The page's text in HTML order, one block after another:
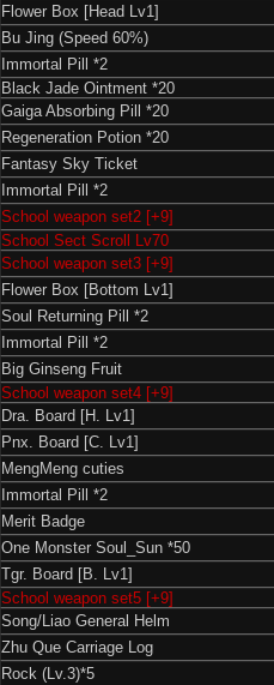
Flower Box [Head Lv1]
Bu Jing (Speed 60%)
Immortal Pill *2
Black Jade Ointment *20
Gaiga Absorbing Pill *20
Regeneration Potion *20
Fantasy Sky Ticket
Immortal Pill *2
School weapon set2 [+9]
School Sect Scroll Lv70
School weapon set3 [+9]
Flower Box [Bottom Lv1]
Soul Returning Pill​ *2
Immortal Pill *2
Big Ginseng Fruit
School weapon set4 [+9]
Dra. Board [H. Lv1]
Pnx. Board [C. Lv1]
MengMeng cuties
Immortal Pill *2
Merit Badge
One Monster Soul_Sun *50
Tgr. Board [B. Lv1]
School weapon set5 [+9]
Song/Liao General Helm
Zhu Que Carriage Log
Rock (Lv.3)*5